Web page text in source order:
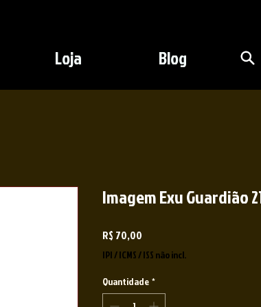
Loja Blog
Imagem Exu Guardião
R$ 70,00
IPI / ICMS / ISS não incl.
Quantidade *